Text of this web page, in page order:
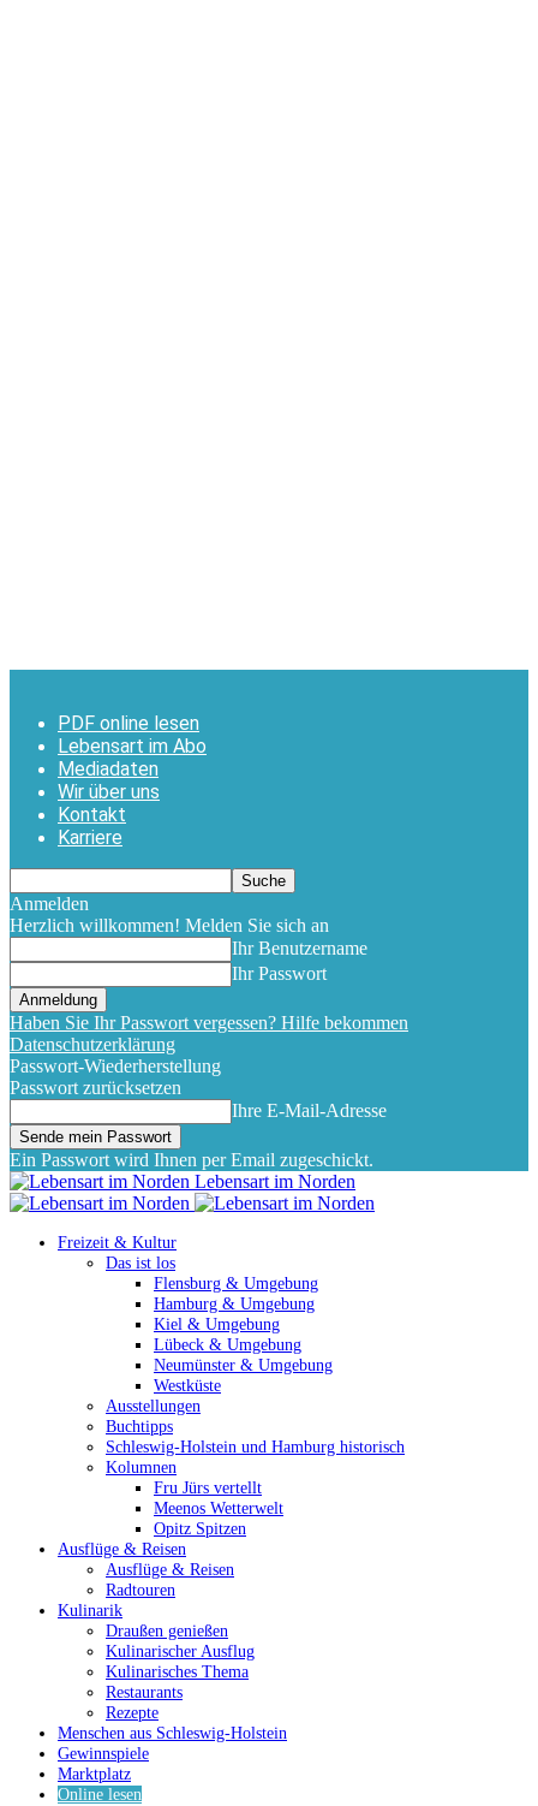
PDF online lesen
Lebensart im Abo
Mediadaten
Wir über uns
Kontakt
Karriere
Anmelden
Herzlich willkommen! Melden Sie sich an
Ihr Benutzername
Ihr Passwort
Haben Sie Ihr Passwort vergessen? Hilfe bekommen
Datenschutzerklärung
Passwort-Wiederherstellung
Passwort zurücksetzen
Ihre E-Mail-Adresse
Ein Passwort wird Ihnen per Email zugeschickt.
Lebensart im Norden
Freizeit & Kultur
Das ist los
Flensburg & Umgebung
Hamburg & Umgebung
Kiel & Umgebung
Lübeck & Umgebung
Neumünster & Umgebung
Westküste
Ausstellungen
Buchtipps
Schleswig-Holstein und Hamburg historisch
Kolumnen
Fru Jürs vertellt
Meenos Wetterwelt
Opitz Spitzen
Ausflüge & Reisen
Ausflüge & Reisen
Radtouren
Kulinarik
Draußen genießen
Kulinarischer Ausflug
Kulinarisches Thema
Restaurants
Rezepte
Menschen aus Schleswig-Holstein
Gewinnspiele
Marktplatz
Online lesen